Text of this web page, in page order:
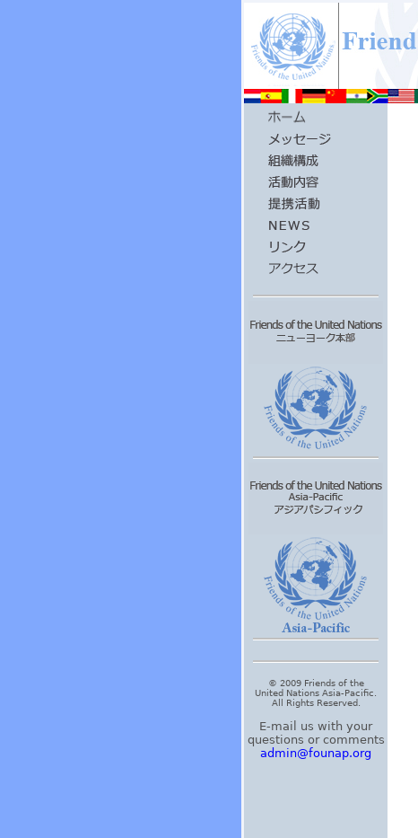
© 2009 Friends of the
United Nations Asia-Pacific.
All Rights Reserved.
E-mail us with your
questions or comments
admin@founap.org